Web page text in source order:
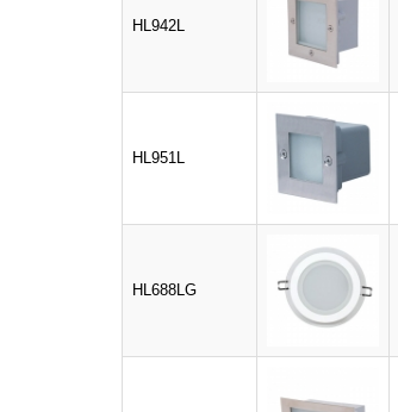
HL942L
HL951L
HL688LG